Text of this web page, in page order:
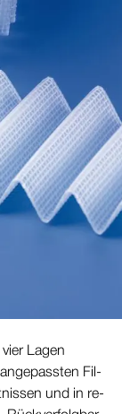
Lagen
Fil­
und in re­